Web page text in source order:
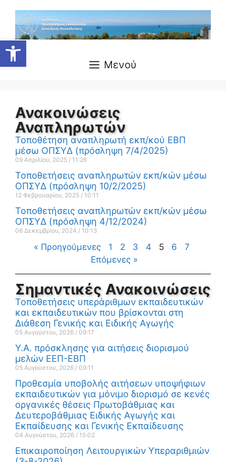
Ανοίξτε τη γραμμή εργαλείων
Μενού
Ανακοινώσεις
Αναπληρωτών
Τοποθέτηση αναπληρωτή εκπ/κού ΕΒΠ
μέσω ΟΠΣΥΔ (πρόσληψη 7/4/2025)
09 Απριλίου, 2025 11:26
Τοποθετήσεις αναπληρωτών εκπ/κών μέσω
ΟΠΣΥΔ (πρόσληψη 10/2/2025)
12 Φεβρουαρίου, 2025 10:11
Τοποθετήσεις αναπληρωτών εκπ/κών μέσω
ΟΠΣΥΔ (πρόσληψη 4/12/2024)
06 Δεκεμβρίου, 2024 10:13
« Προηγούμενες 1 2 3 4 5 6
7
Επόμενες »
Σημαντικές Ανακοινώσεις
Τοποθετήσεις υπεράριθμων εκπαιδευτικών
και εκπαιδευτικών που βρίσκονται στη
Διάθεση Γενικής και Ειδικής Αγωγής
05 Αυγούστου, 2026 09:17
Υ.Α. πρόσκλησης για αιτήσεις διορισμού
μελών ΕΕΠ-ΕΒΠ
05 Αυγούστου, 2026 09:11
Προθεσμία υποβολής αιτήσεων υποψήφιων
εκπαιδευτικών για μόνιμο διορισμό σε κενές
οργανικές θέσεις Πρωτοβάθμιας και
Δευτεροβάθμιας Ειδικής Αγωγής και
Εκπαίδευσης και Γενικής Εκπαίδευσης
04 Αυγούστου, 2026 15:02
Επικαιροποίηση Λειτουργικών Υπεραριθμιών